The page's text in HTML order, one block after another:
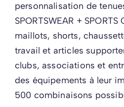
personnalisation de
SPORTSWEAR + SPORTS
maillots, shorts,
travail et articles
clubs, associations et
des équipements à leur
500 combinaisons